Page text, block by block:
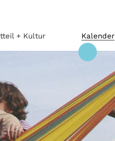
+ Kultur Kalender